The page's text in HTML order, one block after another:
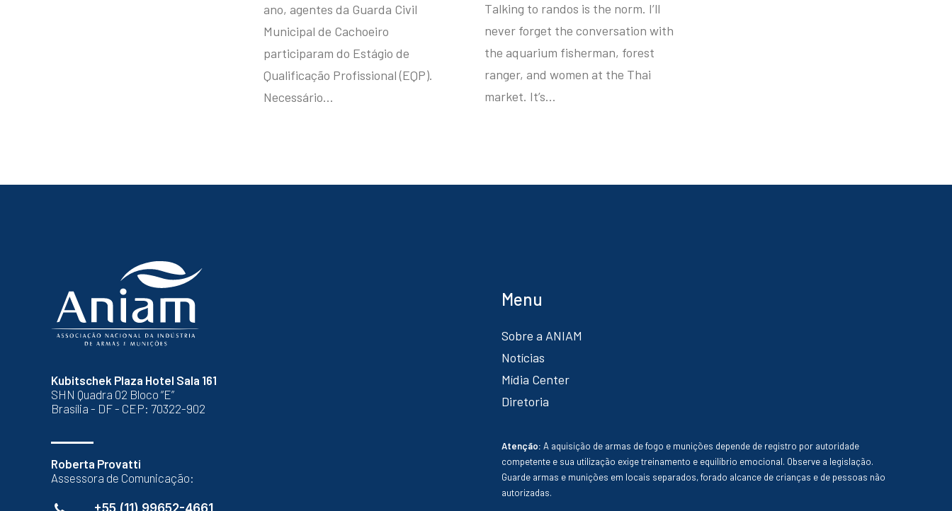
ano, agentes da Guarda Civil
Municipal de Cachoeiro
participaram do Estágio de
Qualificação Profissional (EQP).
Necessário…
Talking to randos is the norm. I’ll
never forget the conversation with
the aquarium fisherman, forest
ranger, and women at the Thai
market. It’s…
Kubitschek Plaza Hotel Sala 161
SHN Quadra 02 Bloco “E”
Brasília - DF - CEP: 70322-902
Roberta Provatti
Assessora de Comunicação:
+55 (11) 99652-4661
Menu
Sobre a ANIAM
Notícias
Mídia Center
Diretoria
Atenção: A aquisição de armas de fogo e munições depende de registro por autoridade
competente e sua utilização exige treinamento e equilíbrio emocional. Observe a legislação.
Guarde armas e munições em locais separados, forado alcance de crianças e de pessoas não
autorizadas.